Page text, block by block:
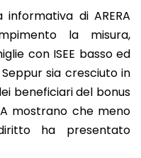
di ARERA
la misura,
con ISEE basso ed
sia cresciuto in
beneficiari del bonus
mostrano che meno
ha presentato